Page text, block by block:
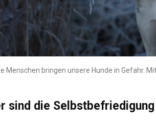
Menschen bringen unsere Hunde in Gefahr.
sind die